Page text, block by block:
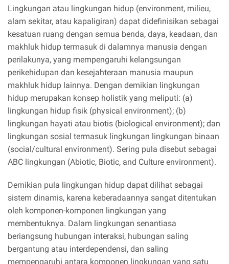
Lingkungan atau lingkungan hidup (environment, milieu,
alam sekitar, atau kapaligiran) dapat didefinisikan sebagai
kesatuan ruang dengan semua benda, daya, keadaan, dan
makhluk hidup termasuk di dalamnya manusia dengan
perilakunya, yang mempengaruhi kelangsungan
perikehidupan dan kesejahteraan manusia maupun
makhluk hidup lainnya. Dengan demikian lingkungan
hidup merupakan konsep holistik yang meliputi: (a)
lingkungan hidup fisik (physical environment); (b)
lingkungan hayati atau biotis (biological environment); dan
lingkungan sosial termasuk lingkungan lingkungan binaan
(social/cultural environment). Sering pula disebut sebagai
ABC lingkungan (Abiotic, Biotic, and Culture environment).
Demikian pula lingkungan hidup dapat dilihat sebagai
sistem dinamis, karena keberadaannya sangat ditentukan
oleh komponen-komponen lingkungan yang
membentuknya. Dalam lingkungan senantiasa
beriangsung hubungan interaksi, hubungan saling
bergantung atau interdependensi, dan saling
mempengaruhi antara komponen lingkungan yang satu